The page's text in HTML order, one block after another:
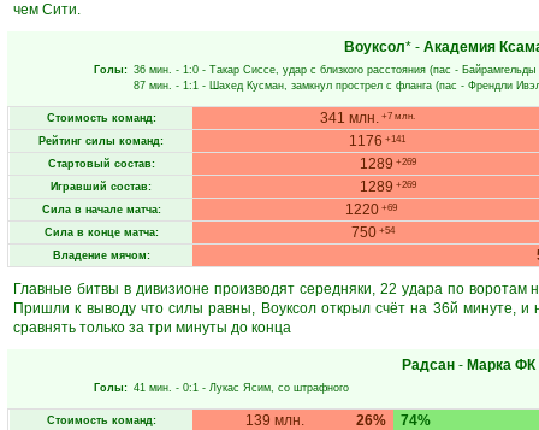
чем Сити.
Воуксол* - Академия
Голы: 36 мин. - 1:0 - Такар Сиссе, удар с близкого расстояния (пас - Байрамгельды
87 мин. - 1:1 - Шахед Кусман, замкнул прострел с фланга (пас - Френдли
Стоимость команд: 341 млн. +7 млн.
Рейтинг силы команд: 1176 +141
Стартовый состав: 1289 +269
Игравший состав: 1289 +269
Сила в начале матча: 1220+69
Сила в конце матча: 750+54
Владение мячом:
Главные битвы в дивизионе производят середняки, 22 удара по воротам
Пришли к выводу что силы равны, Воуксол открыл счёт на 36й минуте,
сравнять только за три минуты до конца
Радсан - Марка ФК
Голы: 41 мин. - 0:1 - Лукас Ясим, со штрафного
Стоимость команд: 26%
139 млн. 74%